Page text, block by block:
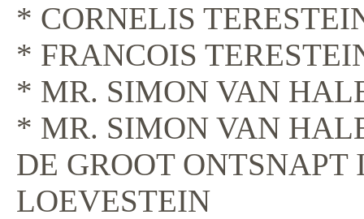
* CORNELIS
* FRANCOIS
* MR. SIMON VAN
* MR. SIMON VAN
DE GROOT ONTSNAPT
LOEVESTEIN